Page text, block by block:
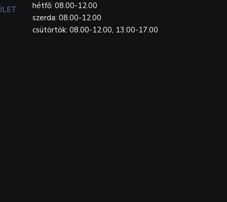
hétfő: 08.00-12.00
szerda: 08.00-12.00
csütörtök: 08.00-12.00, 13.00-17.00